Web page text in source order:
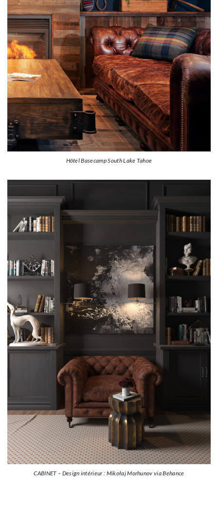
Hôtel Basecamp South Lake Tahoe
CABINET – Design intérieur : Mikołaj Morhunov via Behance